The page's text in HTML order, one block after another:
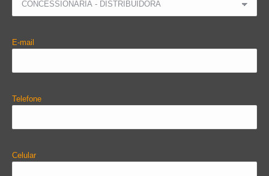
E-mail
Telefone
Celular